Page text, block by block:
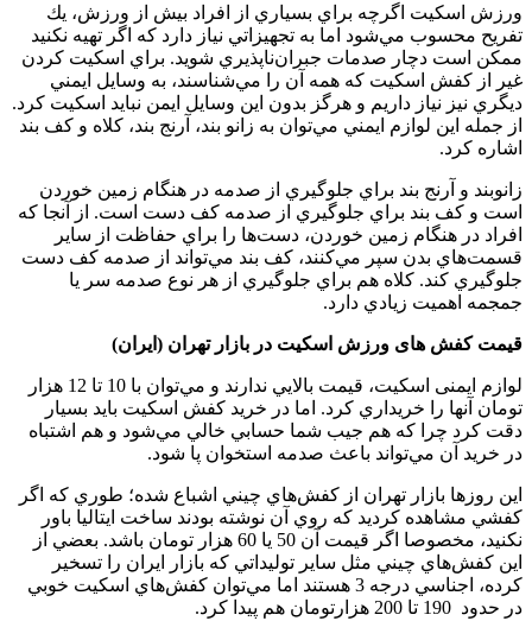
ورزش اسكيت اگرچه براي بسياري از افراد بيش از ورزش، يك
تفريح محسوب مي‌شود اما به تجهيزاتي نياز دارد كه اگر تهيه نكنيد
ممكن است دچار صدمات جبران‌‌ناپذيري شويد. براي اسكيت كردن
غير از كفش اسكيت كه همه آن را مي‌شناسند، به وسايل ايمني
ديگري نيز نياز داريم و هرگز بدون اين وسايل ايمن نبايد اسكيت كرد.
از جمله اين لوازم ايمني مي‌توان به زانو بند، آرنج بند، كلاه و کف بند
اشاره كرد.
زانوبند و آرنج بند براي جلوگيري از صدمه در هنگام زمين خوردن
است و کف بند براي جلوگيري از صدمه كف دست است. از آنجا كه
افراد در هنگام زمين خوردن، دست‌ها را براي حفاظت از ساير
قسمت‌هاي بدن سپر مي‌كنند، کف بند مي‌تواند از صدمه كف دست
جلوگيري كند. كلاه هم براي جلوگيري از هر نوع صدمه سر يا
جمجمه اهميت زيادي دارد.
قیمت کفش های ورزش اسکیت در بازار تهران (ایران)
لوازم ایمنی اسكيت، قيمت بالايي ندارند و مي‌توان با 10 تا 12 هزار
تومان آنها را خريداري كرد. اما در خريد كفش اسكيت بايد بسيار
دقت كرد چرا كه هم جيب شما حسابي خالي مي‌شود و هم اشتباه
در خريد آن مي‌تواند باعث صدمه استخوان پا شود.
اين روزها بازار تهران از كفش‌هاي چيني اشباع شده؛ طوري كه اگر
كفشي مشاهده كرديد كه روي آن نوشته بودند ساخت ايتاليا باور
نكنيد، مخصوصا اگر قيمت آن 50 يا 60 هزار تومان باشد. بعضي از
اين كفش‌هاي چيني مثل ساير توليداتي كه بازار ايران را تسخير
كرده، اجناسي درجه 3 هستند اما مي‌توان كفش‌هاي اسكيت خوبي
در حدود 190 تا 200 هزارتومان هم پيدا كرد.